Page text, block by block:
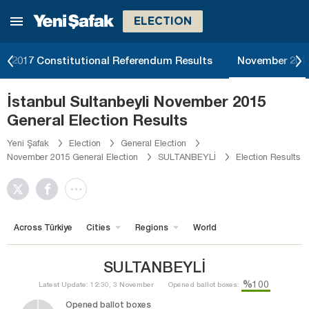
ELECTION
2017 Constitutional Referendum Results November
İstanbul Sultanbeyli November 2015
General Election Results
Yeni Şafak Election
General Election
November 2015 General Election
SULTANBEYLİ Election Results
Across Türkiye Cities Regions World
SULTANBEYLİ
Latest Update: 12:30, 3 November Opened ballot boxes: %100
Opened ballot boxes